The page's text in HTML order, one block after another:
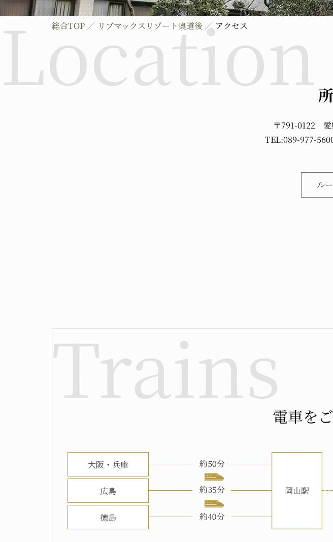
総合TOP リブマックスリゾート奥道後 アクセス
〒791-0122
TEL:089-977-
ル
電車を